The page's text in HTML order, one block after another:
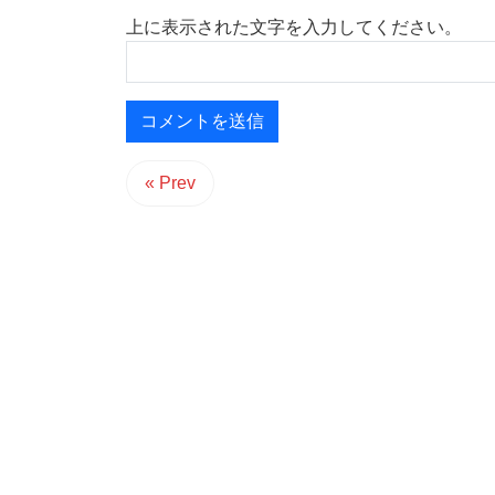
上に表示された文字を入力してください。
« Prev